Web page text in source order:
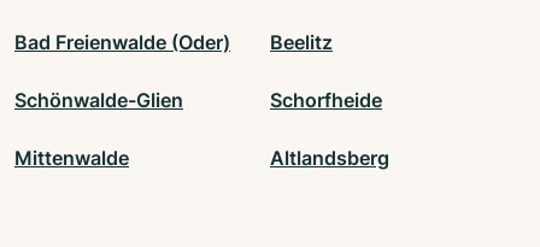
Bad Freienwalde (Oder) Beelitz
Schönwalde-Glien Schorfheide
Mittenwalde Altlandsberg